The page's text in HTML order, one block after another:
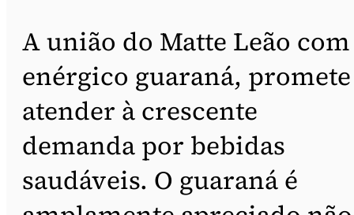
A união do Matte Leão
enérgico guaraná, promete
atender à crescente
demanda por bebidas
saudáveis. O guaraná é